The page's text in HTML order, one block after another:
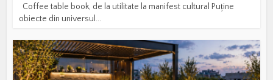
Coffee table book, de la utilitate la manifest cultural Puține
obiecte din universul...